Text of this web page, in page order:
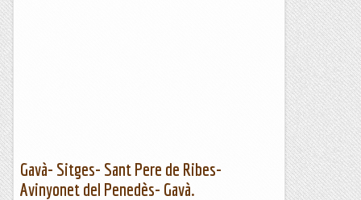
Gavà- Sitges- Sant Pere de Ribes-
Avinyonet del Penedès- Gavà.